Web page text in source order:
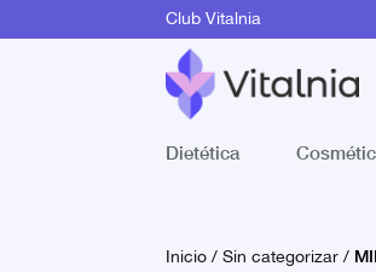
Club Vitalnia
Dietética
Inicio/Sin categorizar/